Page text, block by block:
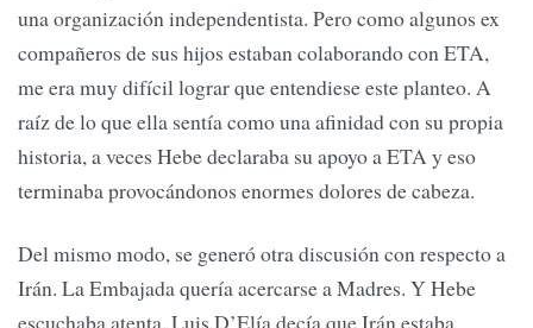
una organización independentista. Pero como algunos ex
compañeros de sus hijos estaban colaborando con ETA,
me era muy difícil lograr que entendiese este planteo. A
raíz de lo que ella sentía como una afinidad con su propia
historia, a veces Hebe declaraba su apoyo a ETA y eso
terminaba provocándonos enormes dolores de cabeza.
Del mismo modo, se generó otra discusión con respecto a
Irán. La Embajada quería acercarse a Madres. Y Hebe